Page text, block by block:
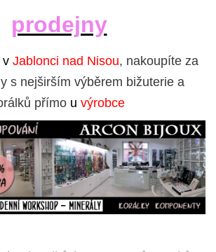
prodejny
v Jablonci nad Nisou, nakoupíte za
s nejširším výběrem bižuterie a
přímo u výrobce